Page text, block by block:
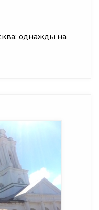
однажды на